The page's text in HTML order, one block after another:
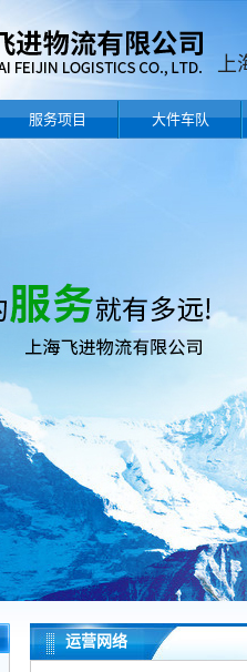
服务项目 大件车队
运营网络